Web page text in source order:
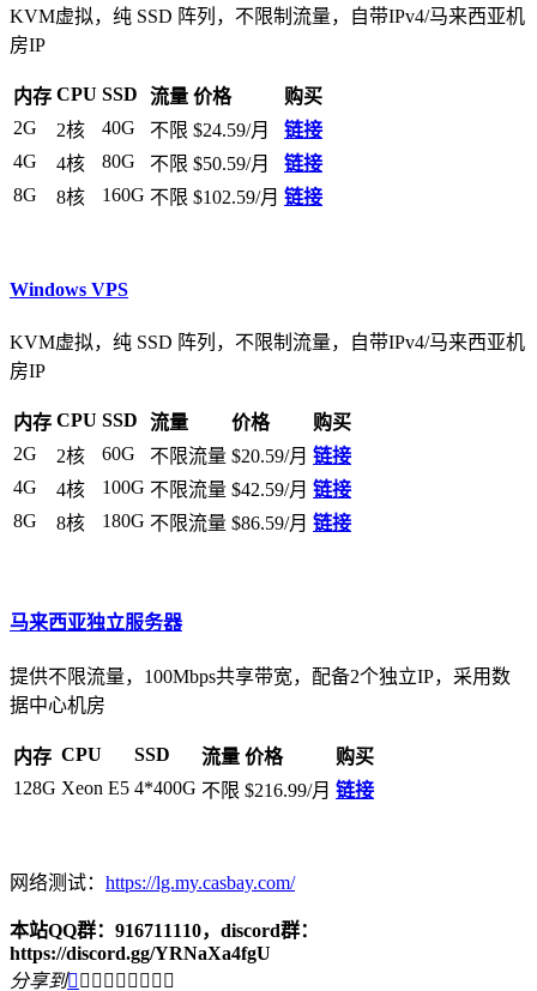
KVM虚拟，纯 SSD 阵列，不限制流量，自带IPv4/马来西亚机
房IP
内存 CPU SSD 流量 价格
购买
2G
2核 40G 不限 $24.59/月
链接
4G
4核 80G 不限 $50.59/月
链接
8G
8核 160G 不限 $102.59/月 链接
Windows VPS
KVM虚拟，纯 SSD 阵列，不限制流量，自带IPv4/马来西亚机
房IP
内存 CPU SSD 流量 价格
购买
2G
2核 60G 不限流量 $20.59/月 链接
4G
4核 100G 不限流量 $42.59/月 链接
8G
8核 180G 不限流量 $86.59/月 链接
马来西亚独立服务器
提供不限流量，100Mbps共享带宽，配备2个独立IP，采用数
据中心机房
内存 CPU SSD 流量 价格
购买
128G Xeon E5 4*400G 不限 $216.99/月 链接
网络测试： https://lg.my.casbay.com/
本站QQ群：916711110，discord群：
https://discord.gg/YRNaXa4fgU
分享到        